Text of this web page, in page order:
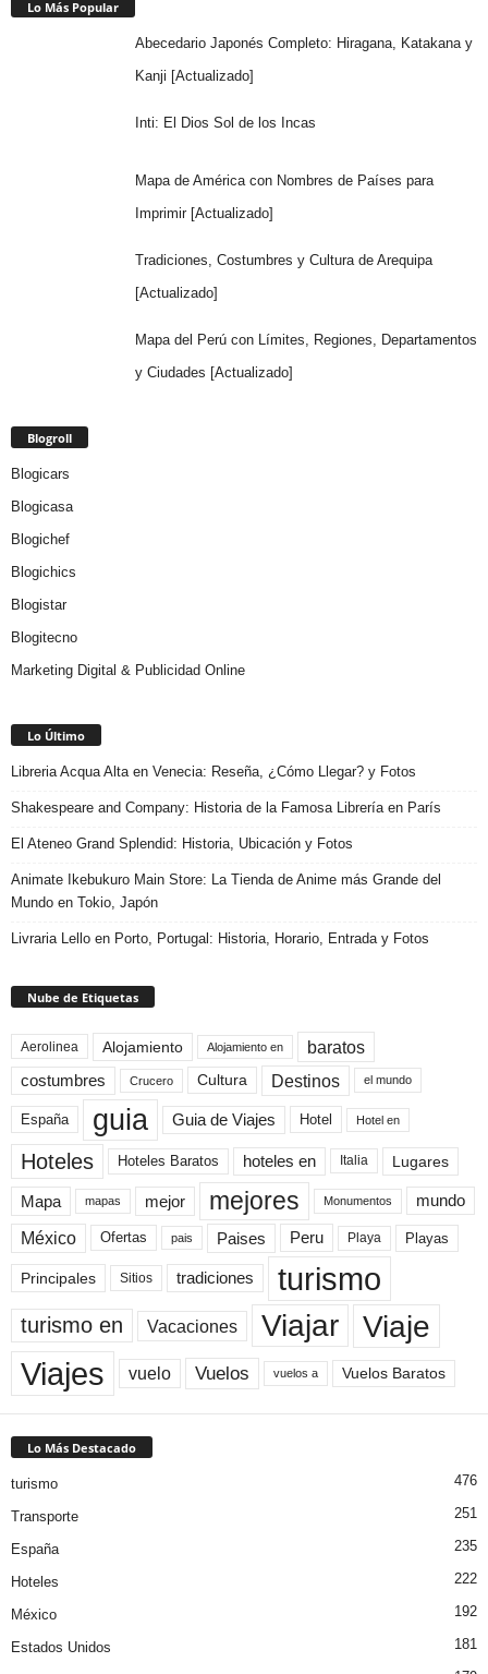
Lo Más Popular
Abecedario Japonés Completo: Hiragana, Katakana y
Kanji [Actualizado]
Inti: El Dios Sol de los Incas
Mapa de América con Nombres de Países para
Imprimir [Actualizado]
Tradiciones, Costumbres y Cultura de Arequipa
[Actualizado]
Mapa del Perú con Límites, Regiones, Departamentos
y Ciudades [Actualizado]
Blogroll
Blogicars
Blogicasa
Blogichef
Blogichics
Blogistar
Blogitecno
Marketing Digital & Publicidad Online
Lo Último
Libreria Acqua Alta en Venecia: Reseña, ¿Cómo Llegar? y Fotos
Shakespeare and Company: Historia de la Famosa Librería en París
El Ateneo Grand Splendid: Historia, Ubicación y Fotos
Animate Ikebukuro Main Store: La Tienda de Anime más Grande del
Mundo en Tokio, Japón
Livraria Lello en Porto, Portugal: Historia, Horario, Entrada y Fotos
Nube de Etiquetas
Aerolinea Alojamiento Alojamiento en baratos
costumbres Crucero Cultura Destinos el mundo
España guia Guia de Viajes Hotel Hotel en
Hoteles Hoteles Baratos hoteles en Italia Lugares
Mapa mapas mejor mejores Monumentos mundo
México Ofertas pais Paises Peru Playa Playas
Principales Sitios tradiciones turismo
turismo en Vacaciones Viajar Viaje
Viajes vuelo Vuelos vuelos a Vuelos Baratos
Lo Más Destacado
turismo 476
Transporte 251
España 235
Hoteles 222
México 192
Estados Unidos 181